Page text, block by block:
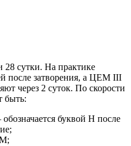
28 сутки. На практике
после затворения, а ЦЕМ III
через 2 суток. По скорости
быть:
буквой Н после